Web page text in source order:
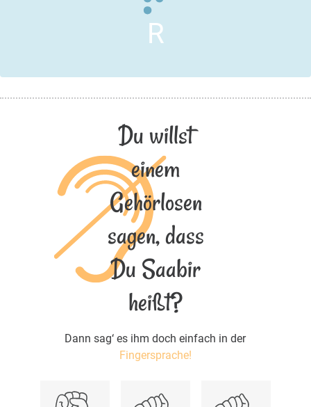
R
Du willst
einem
Gehörlosen
sagen, dass
Du Saabir
heißt?
Dann sag‘ es ihm doch einfach in der
Fingersprache!